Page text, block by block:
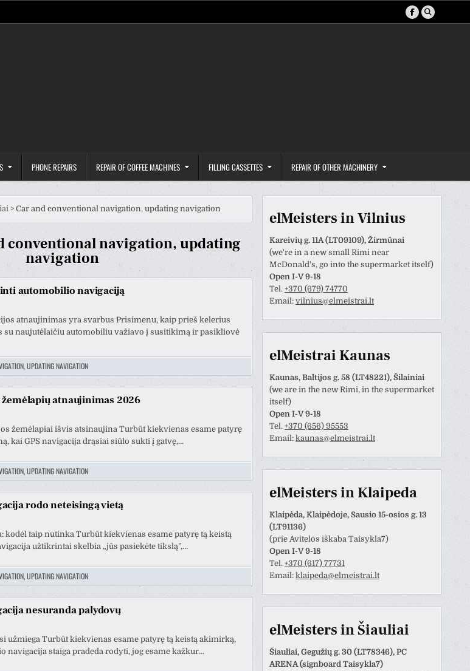
PHONE REPAIRS REPAIR OF COFFEE MACHINES FILLING CASSETTES REPAIR OF OTHER MACHINERY
Vytautas Ragaisis
Šis naudotojas paliko tik
įvertinimą.
Anastazija Lukoševičienė
Šis naudotojas paliko tik
Mandagus bendravimas ir
greitai bei kokybiškai
atliktas darbas.
> Car and conventional navigation, updating navigation
conventional navigation, updating
navigation
automobilio navigaciją
atnaujinimas yra svarbus Prisimenu, kaip prieš kelerius
su naujutėlaičiu automobiliu važiavo į susitikimą ir pasikliovė
UPDATING NAVIGATION
atnaujinimas 2026
žemėlapiai išvis atsinaujina Turbūt kiekvienas esame patyrę
kai GPS navigacija drąsiai siūlo sukti į gatvę,…
UPDATING NAVIGATION
rodo neteisingą vietą
kodėl taip nutinka Turbūt kiekvienas esame patyrę tą keistą
užtikrintai skelbia „jūs pasiekėte tikslą”,…
UPDATING NAVIGATION
nesuranda palydovų
užmiega Turbūt kiekvienas esame patyrę tą keistą akimirką,
navigacija staiga pradeda rodyti, jog esame kažkur…
elMeisters in Vilnius
Kareivių g. 11A (LT09109), Žirmūnai
(we're in a new small Rimi near
McDonald's, go into the supermarket itself)
Open I-V 9-18
Tel. +370 (679) 74770
Email: vilnius@elmeistrai.lt
elMeistrai Kaunas
Kaunas, Baltijos g. 58 (LT48221), Šilainiai
(we are in the new Rimi, in the supermarket
itself)
Open I-V 9-18
Tel. +370 (656) 95553
Email: kaunas@elmeistrai.lt
elMeisters in Klaipeda
Klaipėda, Klaipėdoje, Sausio 15-osios g. 13
(LT91136)
(prie Avitelos iškaba Taisykla7)
Open I-V 9-18
Tel. +370 (617) 77731
Email: klaipeda@elmeistrai.lt
elMeisters in Šiauliai
Šiauliai, Gegužių g. 30 (LT78346), PC
ARENA (signboard Taisykla7)